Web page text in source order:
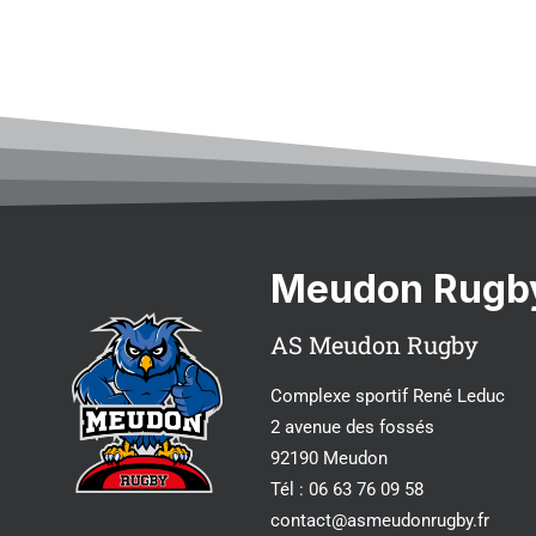
Meudon
AS Meudon Rugby
Complexe sportif René Leduc
2 avenue des fossés
92190 Meudon
Tél : 06 63 76 09 58
contact@asmeudonrugby.fr